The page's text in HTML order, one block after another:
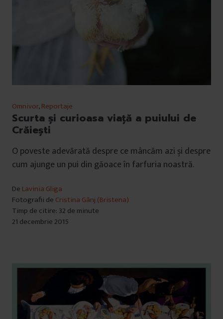
Omnivor,Reportaje
Scurta și curioasa viaţă a puiului de
Crăiești
O poveste adevărată despre ce mâncăm azi și despre
cum ajunge un pui din găoace în farfuria noastră.
De Lavinia Gliga
Fotografii de Cristina Gânj (Bristena)
Timp de citire: 32 de minute
21 decembrie 2015